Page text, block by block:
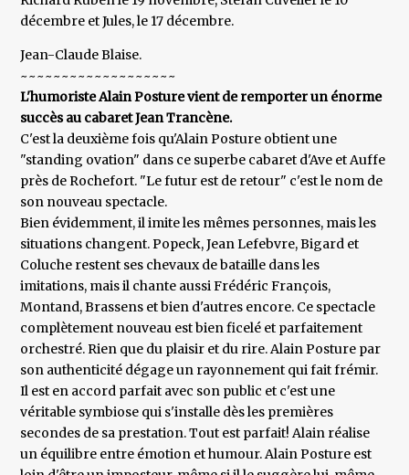
décembre et Jules, le 17 décembre.
Jean-Claude Blaise.
~~~~~~~~~~~~~~~~~~~
L'humoriste Alain Posture vient de remporter un énorme
succès au cabaret Jean Trancène.
C'est la deuxième fois qu'Alain Posture obtient une
"standing ovation" dans ce superbe cabaret d'Ave et Auffe
près de Rochefort. "Le futur est de retour" c'est le nom de
son nouveau spectacle.
Bien évidemment, il imite les mêmes personnes, mais les
situations changent. Popeck, Jean Lefebvre, Bigard et
Coluche restent ses chevaux de bataille dans les
imitations, mais il chante aussi Frédéric François,
Montand, Brassens et bien d'autres encore. Ce spectacle
complètement nouveau est bien ficelé et parfaitement
orchestré. Rien que du plaisir et du rire. Alain Posture par
son authenticité dégage un rayonnement qui fait frémir.
Il est en accord parfait avec son public et c'est une
véritable symbiose qui s'installe dès les premières
secondes de sa prestation. Tout est parfait! Alain réalise
un équilibre entre émotion et humour. Alain Posture est